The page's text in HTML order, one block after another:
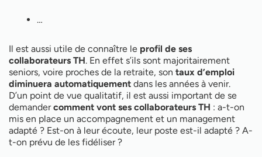
…
Il est aussi utile de connaître le profil de ses
collaborateurs TH. En effet s’ils sont majoritairement
seniors, voire proches de la retraite, son taux d’emploi
diminuera automatiquement dans les années à venir.
D’un point de vue qualitatif, il est aussi important de se
demandercomment vont ses collaborateurs TH : a-t-on
mis en place un accompagnement et un management
adapté ? Est-on à leur écoute, leur poste est-il adapté ? A-
t-on prévu de les fidéliser ?